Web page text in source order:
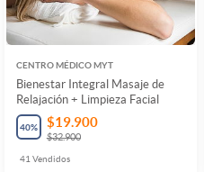
CENTRO MÉDICO MYT
Bienestar Integral Masaje de
Relajación + Limpieza Facial
40% $19.900
$32.900
41 Vendidos